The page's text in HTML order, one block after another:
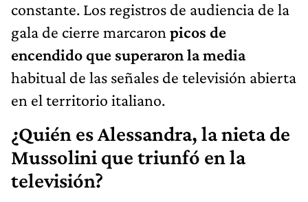
constante. Los registros de audiencia de la
gala de cierre marcaron picos de
encendido que superaron la media
habitual de las señales de televisión abierta
en el territorio italiano.
¿Quién es Alessandra, la nieta de
Mussolini que triunfó en la
televisión?